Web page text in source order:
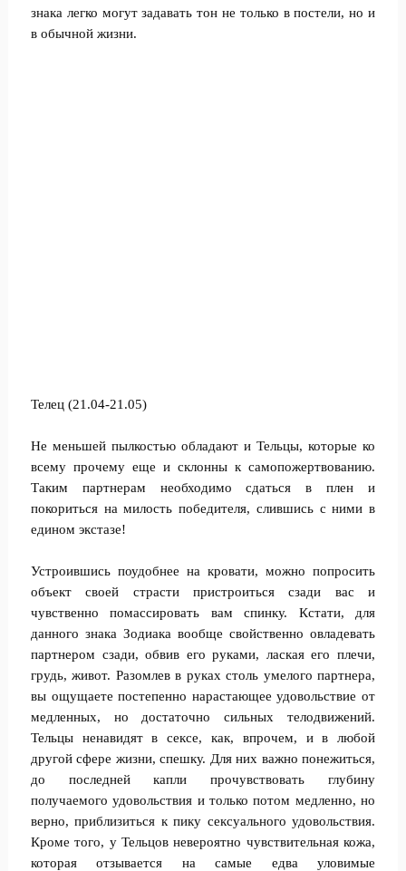
знака легко могут задавать тон не только в постели, но и
в обычной жизни.
Телец (21.04-21.05)
Не меньшей пылкостью обладают и Тельцы, которые ко
всему прочему еще и склонны к самопожертвованию.
Таким партнерам необходимо сдаться в плен и
покориться на милость победителя, слившись с ними в
едином экстазе!
Устроившись поудобнее на кровати, можно попросить
объект своей страсти пристроиться сзади вас и
чувственно помассировать вам спинку. Кстати, для
данного знака Зодиака вообще свойственно овладевать
партнером сзади, обвив его руками, лаская его плечи,
грудь, живот. Разомлев в руках столь умелого партнера,
вы ощущаете постепенно нарастающее удовольствие от
медленных, но достаточно сильных телодвижений.
Тельцы ненавидят в сексе, как, впрочем, и в любой
другой сфере жизни, спешку. Для них важно понежиться,
до последней капли прочувствовать глубину
получаемого удовольствия и только потом медленно, но
верно, приблизиться к пику сексуального удовольствия.
Кроме того, у Тельцов невероятно чувствительная кожа,
которая отзывается на самые едва уловимые